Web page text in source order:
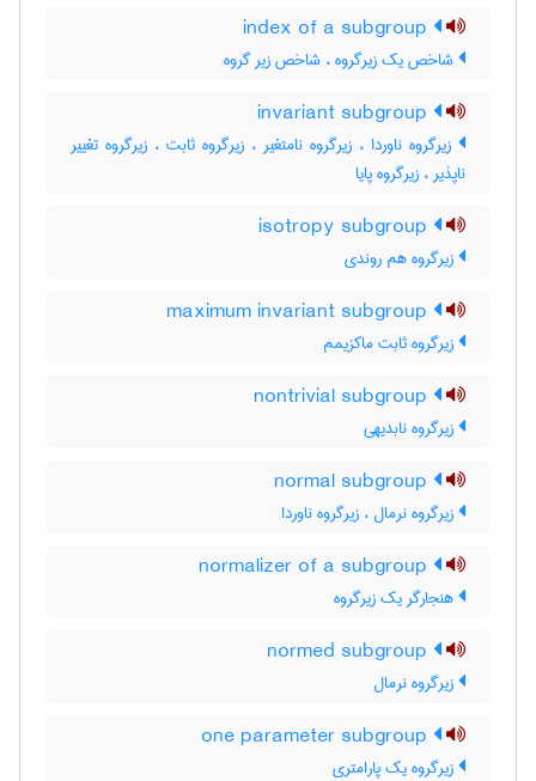
شاخص یک زیرگروه ، شاخص زیر گروه
زیرگروه ناوردا ، زیرگروه نامتغیر ، زیرگروه ثابت ، زیرگروه تغییر
ناپذیر ، زیرگروه پایا
زیرگروه هم روندی
زیرگروه ثابت ماکزیمم
زیرگروه نابدیهی
زیرگروه نرمال ، زیرگروه ناوردا
هنجارگر یک زیرگروه
زیرگروه نرمال
زیرگروه یک پارامتری